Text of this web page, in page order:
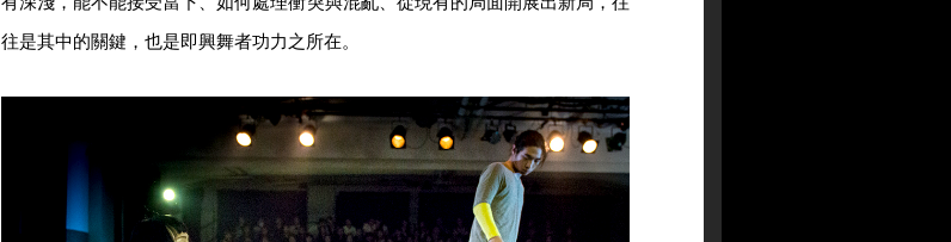
往是其中的關鍵，也是即興舞者功力之所在。